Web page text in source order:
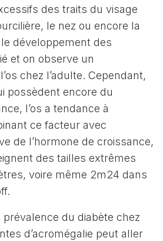
des traits du visage
le nez ou encore la
développement des
et on observe un
chez l’adulte. Cependant,
possèdent encore du
l’os a tendance à
ce facteur avec
de l’hormone de croissance,
des tailles extrêmes
voire même 2m24 dans
du diabète chez
d’acromégalie peut aller